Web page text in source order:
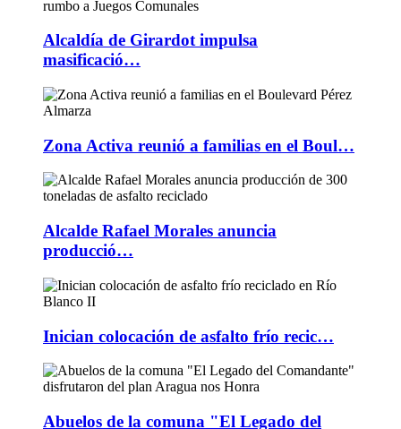
Alcaldía de Girardot impulsa
masificació…
Zona Activa reunió a familias en el Boul…
Alcalde Rafael Morales anuncia
producció…
Inician colocación de asfalto frío recic…
Abuelos de la comuna "El Legado del